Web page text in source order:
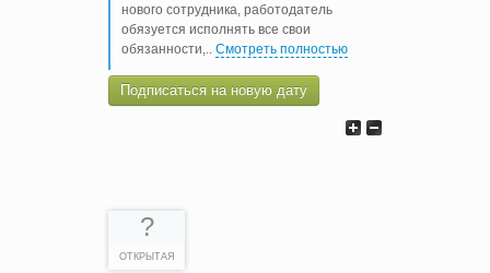
нового сотрудника, работодатель
обязуется исполнять все свои
обязанности,
Смотреть полностью
Подписаться на новую дату
?
ОТКРЫТАЯ